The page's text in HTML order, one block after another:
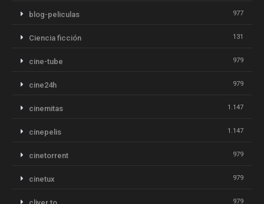
blog-peliculas 977
Ciencia ficción 131
cine-tube 979
cine24h 979
cinemitas 1.147
cinepelis 1.147
cinetorrent 979
cinetux 979
979